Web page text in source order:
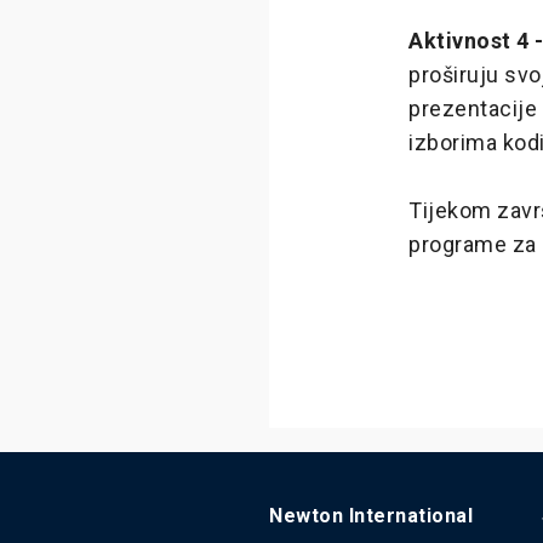
Aktivnost 4
proširuju
prezentacije
izborima
Tijekom
programe za
Newton International